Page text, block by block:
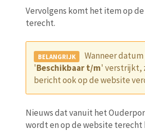
Vervolgens komt het item op
terecht.
Wanneer datum
'Beschikbaar t/m' verstrijkt,
bericht ook op de website
Nieuws dat vanuit het
wordt en op de website